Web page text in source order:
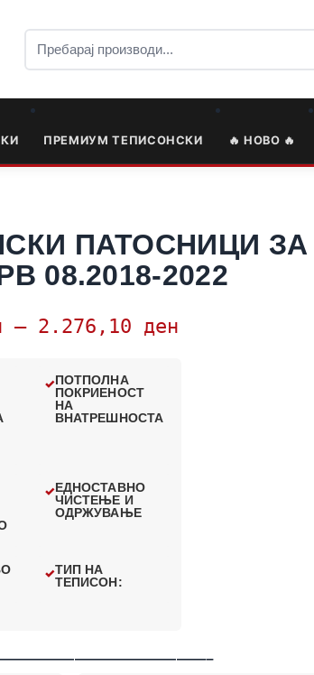
ПРЕМИУМ ТЕПИСОНСКИ 🔥 НОВО 🔥
ПАТОСНИЦИ ЗА
08.2018-2022
– 2.276,10 ден
ПОТПОЛНА
ПОКРИЕНОСТ
НА
ВНАТРЕШНОСТА
ЕДНОСТАВНО
ЧИСТЕЊЕ И
ОДРЖУВАЊЕ
ТИП НА
ТЕПИСОН: